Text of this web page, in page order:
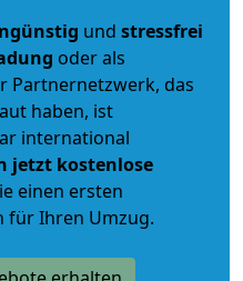
und stressfrei
oder als
Partnernetzwerk, das
haben, ist
international
jetzt kostenlose
einen ersten
für Ihren Umzug.